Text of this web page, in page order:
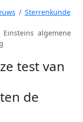
Sterrenkunde
algemene
test van
de